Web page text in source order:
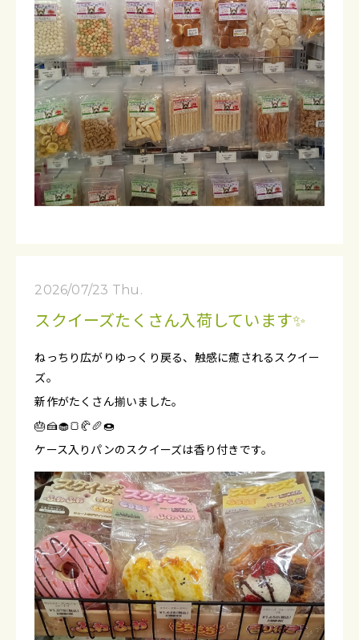
2026/07/23 Thu.
スクイーズたくさん入荷しています✨
ねっちり広がりゆっくり戻る、触感に癒されるスクイー
ズ。
新作がたくさん揃いました。
🎂🍰🧁🍞🥐🥖🍩
ケース入りパンのスクイーズは香り付きです。